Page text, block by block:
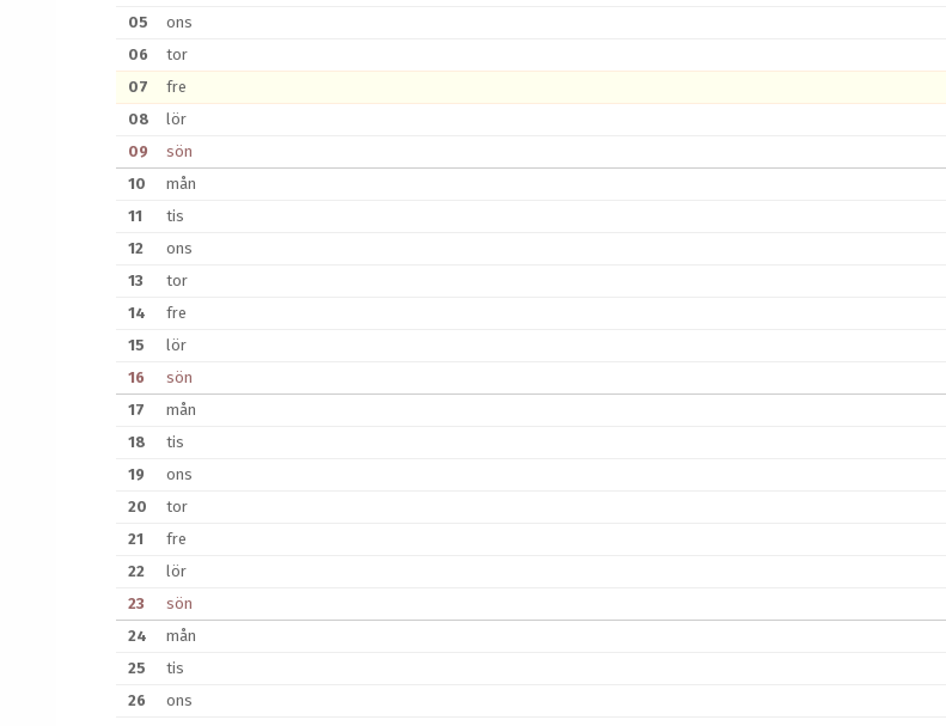
05
ons
06
tor
07
fre
08
lör
09
sön
10
mån
11
tis
12
ons
13
tor
14
fre
15
lör
16
sön
17
mån
18
tis
19
ons
20
tor
21
fre
22
lör
23
sön
24
mån
25
tis
26
ons